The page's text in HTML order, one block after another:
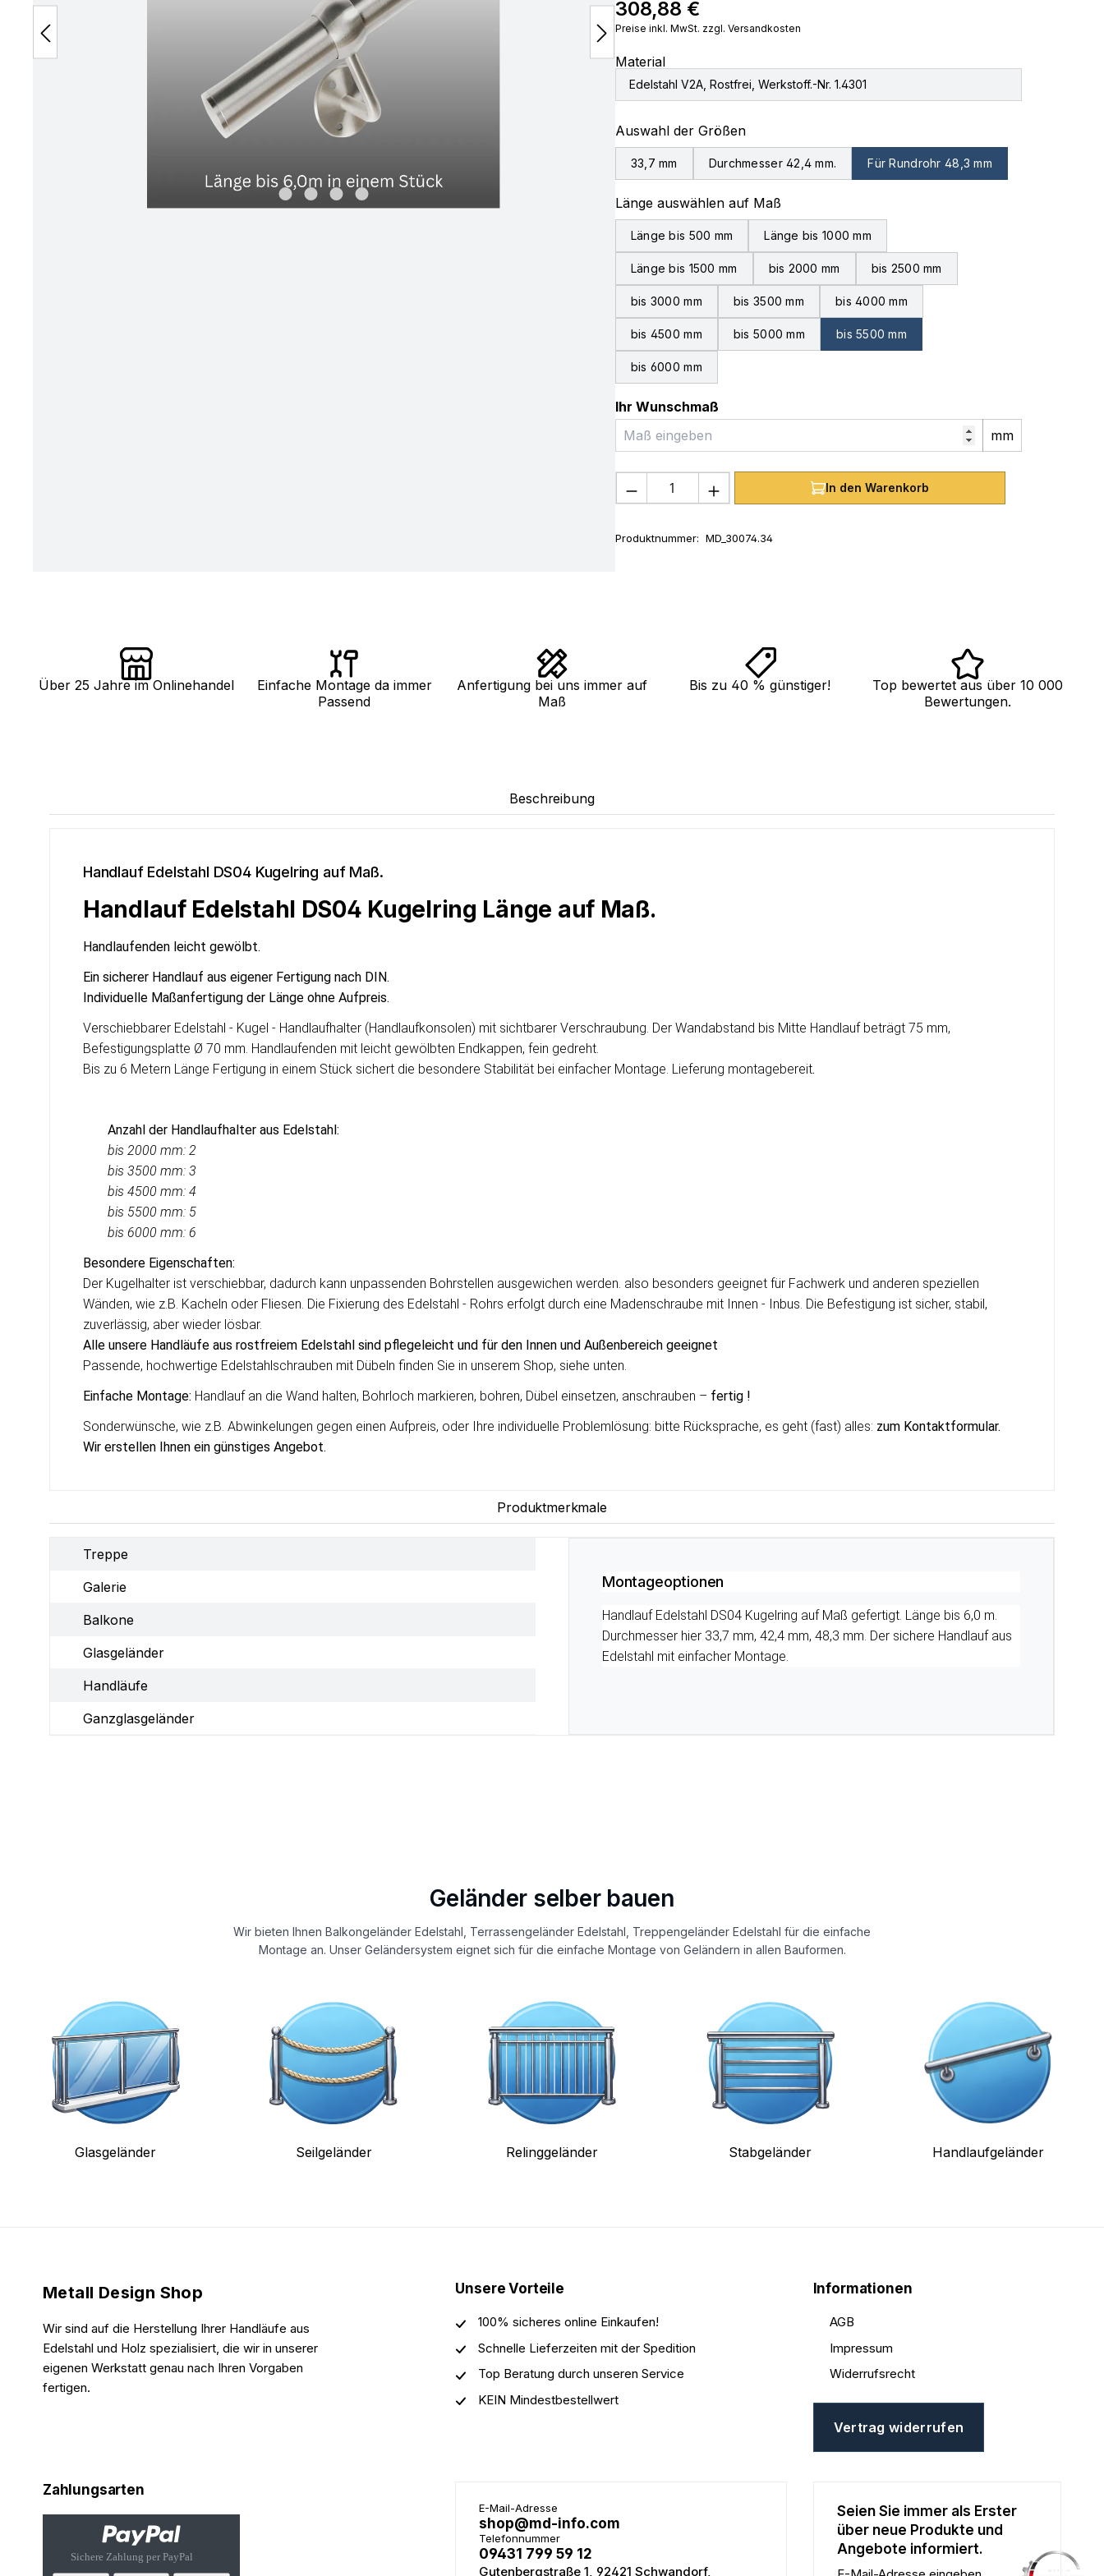
Regulärer Preis:
308,88 €
Preise inkl. MwSt. zzgl. Versandkosten
Material
Edelstahl V2A, Rostfrei, Werkstoff.-Nr. 1.4301
Auswahl der Größenauswählen
33,7 mm Durchmesser 42,4 mm. Für Rundrohr 48,3 mm
Länge auswählen auf Maßauswählen
Länge bis 500 mm Länge bis 1000 mm
Länge bis 1500 mm bis 2000 mm bis 2500 mm
bis 3000 mm bis 3500 mm bis 4000 mm
bis 4500 mm bis 5000 mm bis 5500 mm
bis 6000 mm
Ihr Wunschmaß
mm
Produkt Anzahl: Gib den gewünschten Wert ein
In den Warenkorb
Produktnummer: MD_30074.34
Über 25 Jahre im Onlinehandel
Einfache Montage da immer
Passend
Anfertigung bei uns immer auf
Maß
Bis zu 40 % günstiger!
Top bewertet aus über 10 000
Bewertungen.
Beschreibung
Handlauf Edelstahl DS04 Kugelring auf Maß.
Handlauf Edelstahl DS04 Kugelring Länge auf Maß.
Handlaufenden leicht gewölbt.
Ein sicherer Handlauf aus eigener Fertigung nach DIN.
Individuelle Maßanfertigung der Länge ohne Aufpreis.
Verschiebbarer Edelstahl - Kugel - Handlaufhalter (Handlaufkonsolen) mit sichtbarer Verschraubung. Der Wandabstand bis Mitte Handlauf beträgt 75 mm,
Befestigungsplatte Ø 70 mm. Handlaufenden mit leicht gewölbten Endkappen, fein gedreht.
Bis zu 6 Metern Länge Fertigung in einem Stück sichert die besondere Stabilität bei einfacher Montage. Lieferung montagebereit.
Anzahl der Handlaufhalter aus Edelstahl:
bis 2000 mm: 2
bis 3500 mm: 3
bis 4500 mm: 4
bis 5500 mm: 5
bis 6000 mm: 6
Besondere Eigenschaften:
Der Kugelhalter ist verschiebbar, dadurch kann unpassenden Bohrstellen ausgewichen werden. also besonders geeignet für Fachwerk und anderen speziellen
Wänden, wie z.B. Kacheln oder Fliesen. Die Fixierung des Edelstahl - Rohrs erfolgt durch eine Madenschraube mit Innen - Inbus. Die Befestigung ist sicher, stabil,
zuverlässig, aber wieder lösbar.
Alle unsere Handläufe aus rostfreiem Edelstahl sind pflegeleicht und für den Innen und Außenbereich geeignet
Passende, hochwertige Edelstahlschrauben mit Dübeln finden Sie in unserem Shop, siehe unten.
Einfache Montage: Handlauf an die Wand halten, Bohrloch markieren, bohren, Dübel einsetzen, anschrauben – fertig !
Sonderwünsche, wie z.B. Abwinkelungen gegen einen Aufpreis, oder Ihre individuelle Problemlösung: bitte Rücksprache, es geht (fast) alles: zum Kontaktformular.
Wir erstellen Ihnen ein günstiges Angebot.
Produktmerkmale
Treppe
Galerie
Balkone
Glasgeländer
Handläufe
Ganzglasgeländer
Montageoptionen
Handlauf Edelstahl DS04 Kugelring auf Maß gefertigt. Länge bis 6,0 m.
Durchmesser hier 33,7 mm, 42,4 mm, 48,3 mm. Der sichere Handlauf aus
Edelstahl mit einfacher Montage.
Geländer selber bauen
Wir bieten Ihnen Balkongeländer Edelstahl, Terrassengeländer Edelstahl, Treppengeländer Edelstahl für die einfache
Montage an. Unser Geländersystem eignet sich für die einfache Montage von Geländern in allen Bauformen.
Glasgeländer Seilgeländer Relinggeländer Stabgeländer Handlaufgeländer
Metall Design Shop
Wir sind auf die Herstellung Ihrer Handläufe aus
Edelstahl und Holz spezialisiert, die wir in unserer
eigenen Werkstatt genau nach Ihren Vorgaben
fertigen.
Unsere Vorteile
100% sicheres online Einkaufen!
Schnelle Lieferzeiten mit der Spedition
Top Beratung durch unseren Service
KEIN Mindestbestellwert
Informationen
AGB
Impressum
Widerrufsrecht
Vertrag widerrufen
Zahlungsarten
E-Mail-Adresse
shop@md-info.com
Telefonnummer
09431 799 59 12
Gutenbergstraße 1, 92421 Schwandorf,
Seien Sie immer als Erster
über neue Produkte und
Angebote informiert.
E-Mail-Adresse eingeben